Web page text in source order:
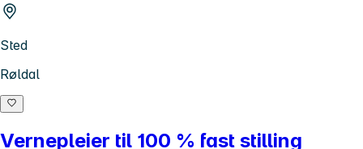
Sted
Røldal
Vernepleier til 100 % fast stilling